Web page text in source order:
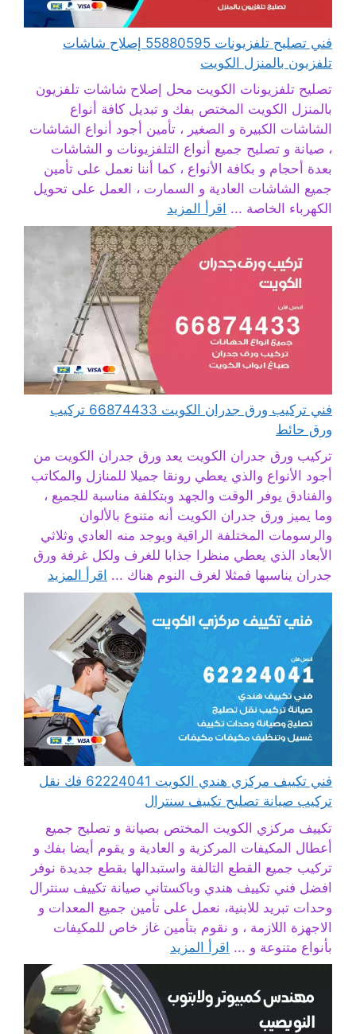
فني تصليح تلفزيونات 55880595 إصلاح شاشات
تلفزيون بالمنزل الكويت
تصليح تلفزيونات الكويت محل إصلاح شاشات تلفزيون
بالمنزل الكويت المختص بفك و تبديل كافة أنواع
الشاشات الكبيرة و الصغير ، تأمين أجود أنواع الشاشات
، صيانة و تصليح جميع أنواع التلفزيونات و الشاشات
بعدة أحجام و بكافة الأنواع ، كما أننا نعمل على تأمين
جميع الشاشات العادية و السمارت ، العمل على تحويل
الكهرباء الخاصة ... اقرأ المزيد
فني تركيب ورق جدران الكويت 66874433 تركيب
ورق حائط
تركيب ورق جدران الكويت يعد ورق جدران الكويت من
أجود الأنواع والذي يعطي رونقا جميلا للمنازل والمكاتب
والفنادق يوفر الوقت والجهد وبتكلفة مناسبة للجميع ،
وما يميز ورق جدران الكويت أنه متنوع بالألوان
والرسومات المختلفة الراقية ويوجد منه العادي وثلاثي
الأبعاد الذي يعطي منظرا جذابا للغرف ولكل غرفة ورق
جدران يناسبها فمثلا لغرف النوم هناك ... اقرأ المزيد
فني تكييف مركزي هندي الكويت 62224041 فك نقل
تركيب صيانة تصليح تكييف سنترال
تكييف مركزي الكويت المختص بصيانة و تصليح جميع
أعطال المكيفات المركزية و العادية و يقوم أيضا بفك و
تركيب جميع القطع التالفة واستبدالها بقطع جديدة نوفر
افضل فني تكييف هندي وباكستاني صيانة تكييف سنترال
وحدات تبريد للابنية، نعمل على تأمين جميع المعدات و
الاجهزة اللازمة ، و نقوم بتأمين غاز خاص للمكيفات
بأنواع متنوعة و ... اقرأ المزيد